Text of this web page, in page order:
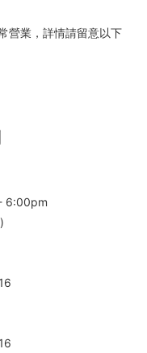
營業，詳情請留意以下
6:00pm